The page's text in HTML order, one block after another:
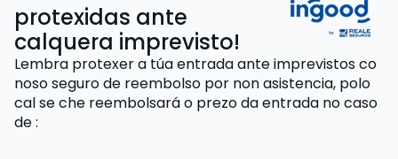
protexidas ante
calquera imprevisto!
Lembra protexer a túa entrada ante imprevistos co
noso seguro de reembolso por non asistencia, polo
cal se che reembolsará o prezo da entrada no caso
de: